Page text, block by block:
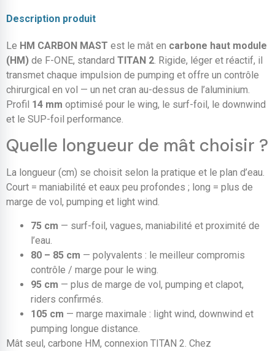
Description produit
Le HM CARBON MAST est le mât en carbone haut module
(HM) de F-ONE, standard TITAN 2 . Rigide, léger et réactif, il
transmet chaque impulsion de pumping et offre un contrôle
chirurgical en vol — un net cran au-dessus de l’aluminium.
Profil 14 mm optimisé pour le wing, le surf-foil, le downwind
et le SUP-foil performance.
Quelle longueur de mât choisir ?
La longueur (cm) se choisit selon la pratique et le plan d’eau.
Court = maniabilité et eaux peu profondes ; long = plus de
marge de vol, pumping et light wind.
75 cm — surf-foil, vagues, maniabilité et proximité de
l’eau.
80 – 85 cm — polyvalents : le meilleur compromis
contrôle / marge pour le wing.
95 cm — plus de marge de vol, pumping et clapot,
riders confirmés.
105 cm — marge maximale : light wind, downwind et
pumping longue distance.
Mât seul, carbone HM, connexion TITAN 2. Chez